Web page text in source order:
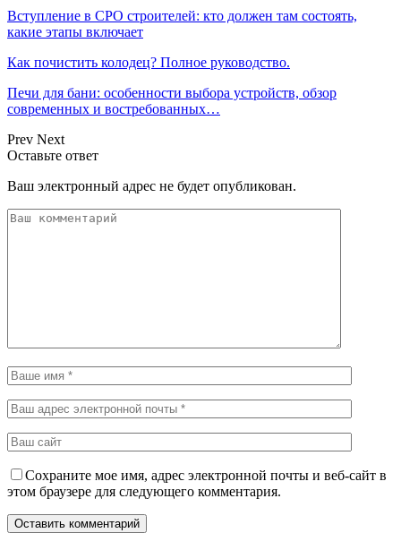
Вступление в СРО строителей: кто должен там состоять,
какие этапы включает
Как почистить колодец? Полное руководство.
Печи для бани: особенности выбора устройств, обзор
современных и востребованных…
Prev Next
Оставьте ответ
Ваш электронный адрес не будет опубликован.
Сохраните мое имя, адрес электронной почты и веб-сайт в
этом браузере для следующего комментария.